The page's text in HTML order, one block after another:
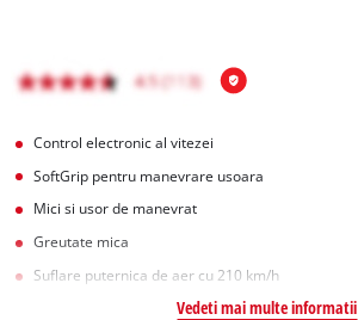
Control electronic al vitezei
SoftGrip pentru manevrare usoara
Mici si usor de manevrat
Greutate mica
Suflare puternica de aer cu 210 km/h
Vedeti mai multe informatii